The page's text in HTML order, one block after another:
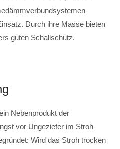
Durch ihre Masse bieten
guten Schallschutz.
Nebenprodukt der
vor Ungeziefer im Stroh
Wird das Stroh trocken